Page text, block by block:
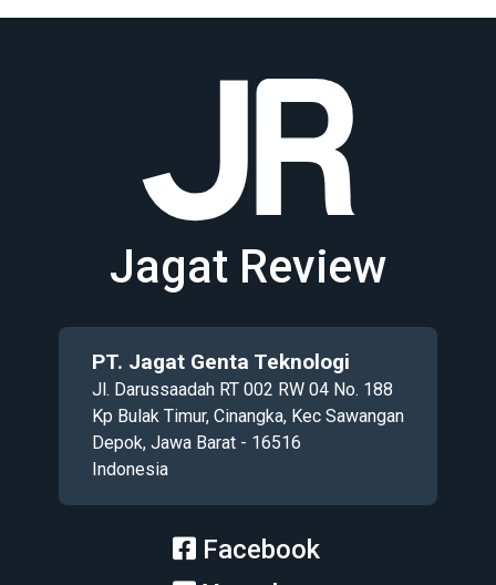
Jagat Review
PT. Jagat Genta Teknologi
Jl. Darussaadah RT 002 RW 04 No. 188
Kp Bulak Timur, Cinangka, Kec Sawangan
Depok, Jawa Barat - 16516
Indonesia
Facebook